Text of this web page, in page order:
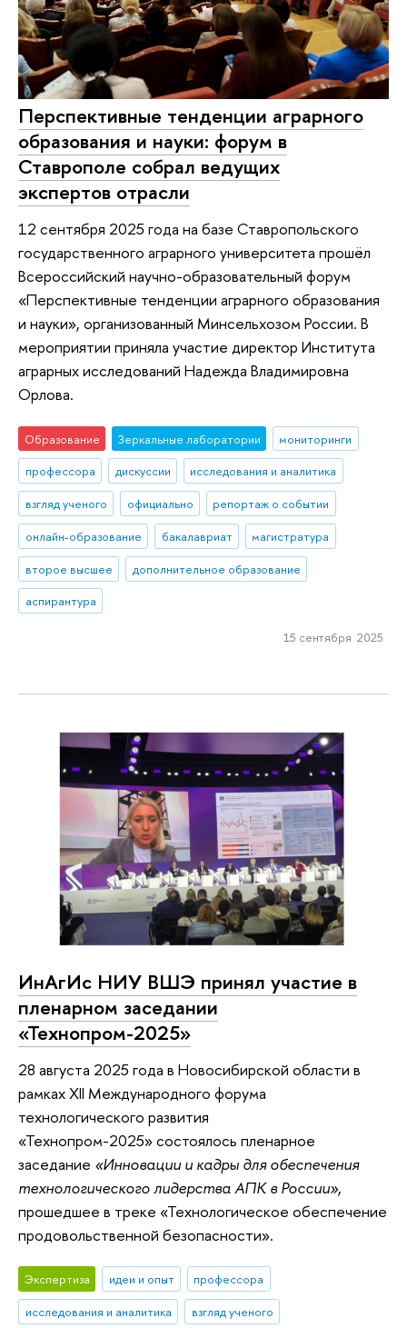
Перспективные тенденции аграрного
образования и науки: форум в
Ставрополе собрал ведущих
экспертов отрасли
12 сентября 2025 года на базе Ставропольского
государственного аграрного университета прошёл
Всероссийский научно-образовательный форум
«Перспективные тенденции аграрного образования
и науки», организованный Минсельхозом России. В
мероприятии приняла участие директор Института
аграрных исследований Надежда Владимировна
Орлова.
Образование Зеркальные лаборатории
мониторинги
профессора
дискуссии
исследования и аналитика
взгляд ученого
официально
репортаж о событии
онлайн-образование
бакалавриат
магистратура
второе высшее
дополнительное образование
аспирантура
15 сентября 2025
ИнАгИс НИУ ВШЭ принял участие в
пленарном заседании
«Технопром-2025»
28 августа 2025 года в Новосибирской области в
рамках XII Международного форума
технологического развития
«Технопром-2025» состоялось пленарное
заседание «Инновации и кадры для обеспечения
технологического лидерства АПК в России»,
прошедшее в треке «Технологическое обеспечение
продовольственной безопасности».
Экспертиза идеи и опыт
профессора
исследования и аналитика
взгляд ученого